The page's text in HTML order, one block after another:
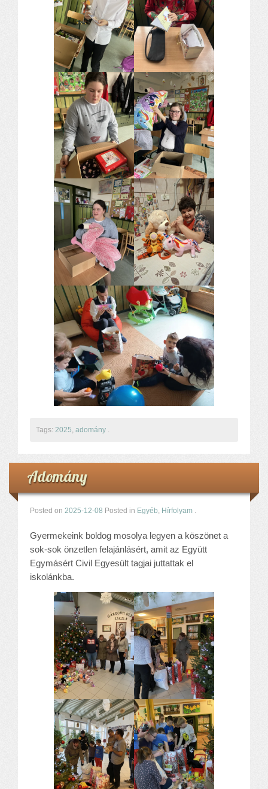
Tags: 2025, adomány .
Adomány
Posted on 2025-12-08 Posted in Egyéb, Hírfolyam .
Gyermekeink boldog mosolya legyen a köszönet a
sok-sok önzetlen felajánlásért, amit az Együtt
Egymásért Civil Egyesült tagjai juttattak el
iskolánkba.